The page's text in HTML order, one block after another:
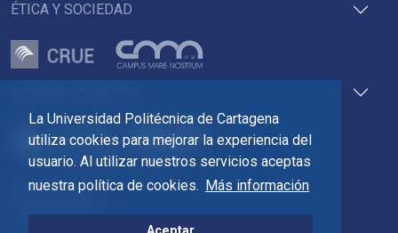
La Universidad Politécnica de Cartagena
utiliza cookies para mejorar la experiencia del
usuario. Al utilizar nuestros servicios aceptas
nuestra política de cookies. Más información
Pza. del Cronista Isidoro Valverde
Edif. La Milagrosa
ÉTICA Y SOCIEDAD